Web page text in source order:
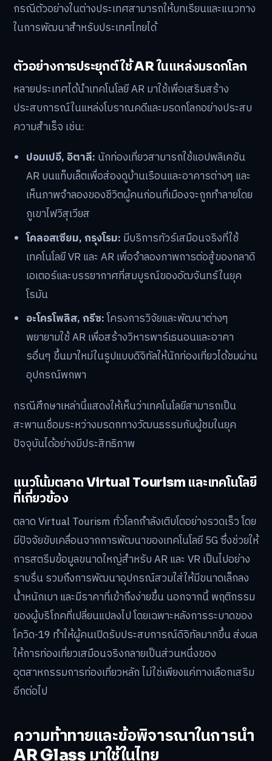
กรณีตัวอย่างในต่างประเทศสามารถให้บทเรียนและแนวทาง
ในการพัฒนาสำหรับประเทศไทยได้
ตัวอย่างการประยุกต์ใช้ AR ในแหล่งมรดกโลก
หลายประเทศได้นำเทคโนโลยี AR มาใช้เพื่อเสริมสร้าง
ประสบการณ์ในแหล่งโบราณคดีและมรดกโลกอย่างประสบ
ความสำเร็จ เช่น:
ปอมเปอี, อิตาลี: นักท่องเที่ยวสามารถใช้แอปพลิเคชัน
AR บนแท็บเล็ตเพื่อส่องดูบ้านเรือนและอาคารต่างๆ และ
เห็นภาพจำลองของชีวิตผู้คนก่อนที่เมืองจะถูกทำลายโดย
ภูเขาไฟวิสุเวียส
โคลอสเซียม, กรุงโรม: มีบริการทัวร์เสมือนจริงที่ใช้
เทคโนโลยี VR และ AR เพื่อจำลองภาพการต่อสู้ของกลาดิ
เอเตอร์และบรรยากาศที่สมบูรณ์ของอัฒจันทร์ในยุค
โรมัน
อะโครโพลิส, กรีซ:โครงการวิจัยและพัฒนาต่างๆ
พยายามใช้ AR เพื่อสร้างวิหารพาร์เธนอนและอาคา
รอื่นๆ ขึ้นมาใหม่ในรูปแบบดิจิทัลให้นักท่องเที่ยวได้ชมผ่าน
อุปกรณ์พกพา
กรณีศึกษาเหล่านี้แสดงให้เห็นว่าเทคโนโลยีสามารถเป็น
สะพานเชื่อมระหว่างมรดกทางวัฒนธรรมกับผู้ชมในยุค
ปัจจุบันได้อย่างมีประสิทธิภาพ
แนวโน้มตลาด Virtual Tourism และเทคโนโลยี
ที่เกี่ยวข้อง
ตลาด Virtual Tourism ทั่วโลกกำลังเติบโตอย่างรวดเร็ว โดย
มีปัจจัยขับเคลื่อนจากการพัฒนาของเทคโนโลยี 5G ซึ่งช่วยให้
การสตรีมข้อมูลขนาดใหญ่สำหรับ AR และ VR เป็นไปอย่าง
ราบรื่น รวมถึงการพัฒนาอุปกรณ์สวมใส่ให้มีขนาดเล็กลง
น้ำหนักเบา และมีราคาที่เข้าถึงง่ายขึ้น นอกจากนี้ พฤติกรรม
ของผู้บริโภคที่เปลี่ยนแปลงไป โดยเฉพาะหลังการระบาดของ
โควิด-19 ทำให้ผู้คนเปิดรับประสบการณ์ดิจิทัลมากขึ้น ส่งผล
ให้การท่องเที่ยวเสมือนจริงกลายเป็นส่วนหนึ่งของ
อุตสาหกรรมการท่องเที่ยวหลัก ไม่ใช่เพียงแค่ทางเลือกเสริม
อีกต่อไป
ความท้าทายและข้อพิจารณาในการนำ
AR Glass มาใช้ในไทย